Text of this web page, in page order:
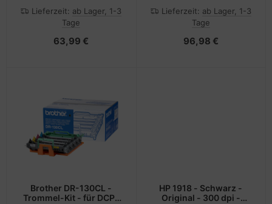
L2550, HL-L2350,
L2370, L2375, MFC-
Lieferzeit: ab Lager, 1-3
Tage
63,99 €
XC9235dxe, XC9245,
XC9255, XC9265
Lieferzeit: ab Lager, 1-3
Tage
96,98 €
Brother DR-130CL -
Trommel-Kit - für DCP-
HP 1918 - Schwarz -
Original - 300 dpi -